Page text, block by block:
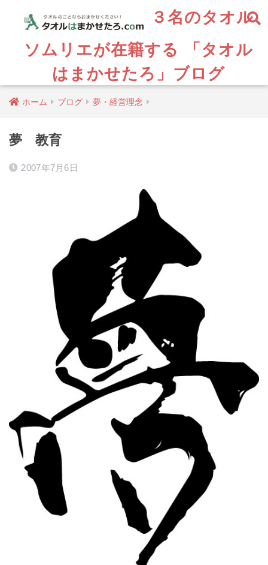
３名のタオル
ソムリエが在籍する 「タオル
はまかせたろ」ブログ
ホーム ブログ 夢・経営理念
夢 教育
2007年7月6日